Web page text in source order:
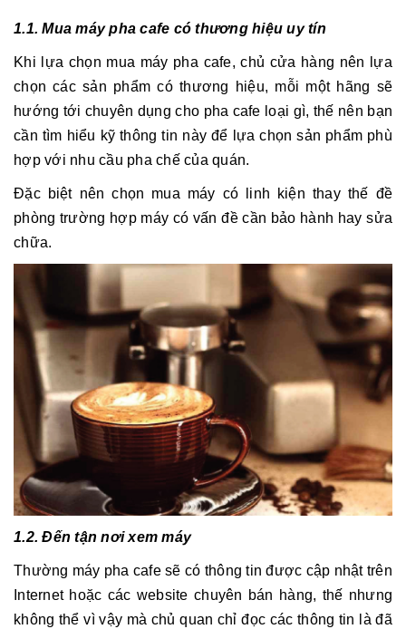
1.1. Mua máy pha cafe có thương hiệu uy tín
Khi lựa chọn mua máy pha cafe, chủ cửa hàng nên lựa
chọn các sản phẩm có thương hiệu, mỗi một hãng sẽ
hướng tới chuyên dụng cho pha cafe loại gì, thế nên bạn
cần tìm hiểu kỹ thông tin này để lựa chọn sản phẩm phù
hợp với nhu cầu pha chế của quán.
Đặc biệt nên chọn mua máy có linh kiện thay thế đề
phòng trường hợp máy có vấn đề cần bảo hành hay sửa
chữa.
1.2. Đến tận nơi xem máy
Thường máy pha cafe sẽ có thông tin được cập nhật trên
Internet hoặc các website chuyên bán hàng, thế nhưng
không thể vì vậy mà chủ quan chỉ đọc các thông tin là đã